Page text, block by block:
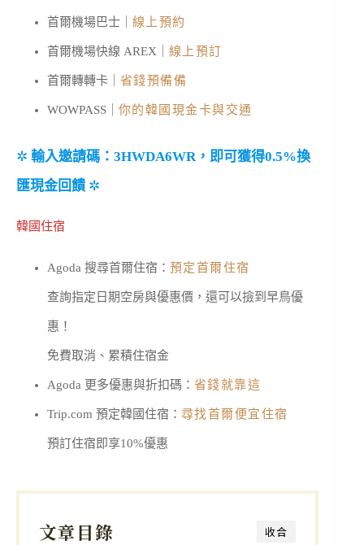
首爾機場巴士｜ 線上預約
首爾機場快線 AREX｜ 線上預訂
首爾轉轉卡｜ 省錢預備備
WOWPASS｜ 你的韓國現金卡與交通
✲ 輸入邀請碼：3HWDA6WR，即可獲得0.5%換
匯現金回饋 ✲
韓國住宿
Agoda 搜尋首爾住宿： 預定首爾住宿
查詢指定日期空房與優惠價，還可以撿到早鳥優
惠！
免費取消、累積住宿金
Agoda 更多優惠與折扣碼： 省錢就靠這
Trip.com 預定韓國住宿： 尋找首爾便宜住宿
預訂住宿即享10%優惠
收合
文章目錄